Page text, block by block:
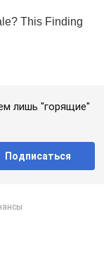
лишь "горящие"
Подписаться